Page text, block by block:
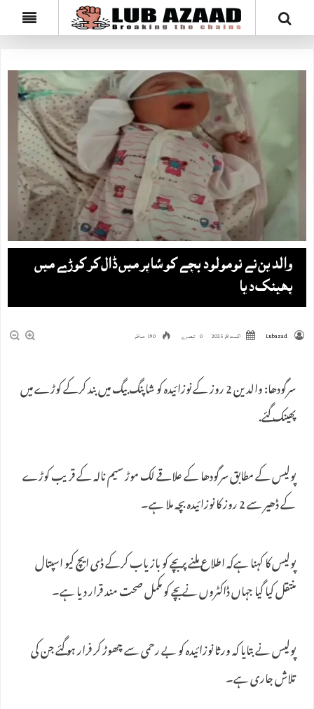
والدین نے نومولود بچے کو شاپر میں ڈال کر کوڑے میں
پھینک دیا
Lubazad اگست 8, 2025 0 تبصرے 190 مناظر
سرگودھا: والدین 2 روز کے نوزائیدہ کو شاپنگ بیگ میں بند کرکے کوڑے میں
پھینک گئے.
پولیس کے مطابق سرگودھا کے علاقے لک موڑ سیم نالہ کے قریب کوڑے
کے ڈھیر سے 2 روز کا نوزائیدہ بچہ ملا ہے۔
پولیس کا کہنا ہےکہ اطلاع ملنے پر بچے کو بازیاب کرکے ڈی ایچ کیو اسپتال
منتقل کیا گیا جہاں ڈاکٹروں نے بچے کو مکمل صحت مند قرار دیا ہے۔
پولیس نے بتایا کہ ورثا نوزائیدہ کو بے رحمی سے چھوڑ کر فرار ہو گئے جن کی
تلاش جاری ہے۔